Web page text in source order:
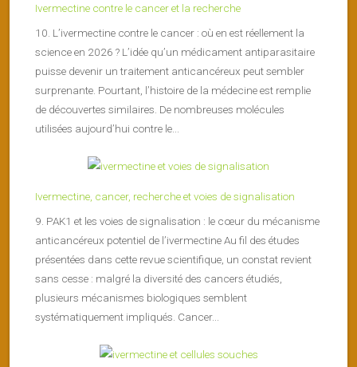
Ivermectine contre le cancer et la recherche
10. L’ivermectine contre le cancer : où en est réellement la
science en 2026 ? L’idée qu’un médicament antiparasitaire
puisse devenir un traitement anticancéreux peut sembler
surprenante. Pourtant, l’histoire de la médecine est remplie
de découvertes similaires. De nombreuses molécules
utilisées aujourd’hui contre le...
Ivermectine, cancer, recherche et voies de signalisation
9. PAK1 et les voies de signalisation : le cœur du mécanisme
anticancéreux potentiel de l’ivermectine Au fil des études
présentées dans cette revue scientifique, un constat revient
sans cesse : malgré la diversité des cancers étudiés,
plusieurs mécanismes biologiques semblent
systématiquement impliqués. Cancer...